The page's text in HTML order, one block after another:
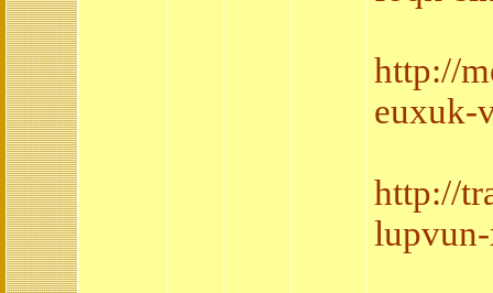
http://
euxuk-
http://